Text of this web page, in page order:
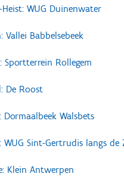
Heist: WUG Duinenwater
Vallei Babbelsebeek
Sportterrein Rollegem
De Roost
Dormaalbeek Walsbets
WUG Sint-Gertrudis langs de
Klein Antwerpen